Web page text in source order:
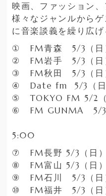
映画、ファッション
様々なジャンルから
に音楽談義を繰り
① FM青森 5/3 （
② FM岩手 5/3 （
③ FM秋田 5/3 （
④ Date fm 5/3 （
⑤ TOKYO FM 5/2
⑥ FM GUNMA 5/3
5/
5:00
⑦ FM長野 5/3 （日
⑧ FM富山 5/3 （日
⑨ FM石川 5/3 （
⑩ FM福井 5/3 （